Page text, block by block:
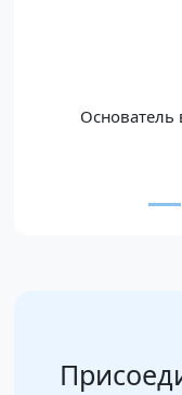
Основатель